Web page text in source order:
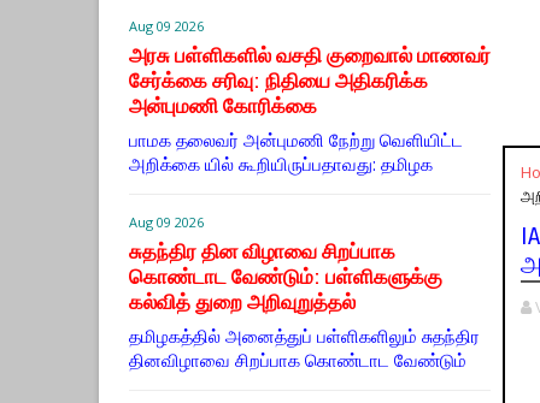
Aug 09 2026
அரசு பள்ளிகளில் வசதி குறைவால் மாணவர்
சேர்க்கை சரிவு: நிதியை அதிகரிக்க
அன்புமணி கோரிக்கை
பாமக தலைவர் அன்புமணி நேற்று வெளியிட்ட
அறிக்கை யில் கூறியிருப்பதாவது: தமிழக
Aug 09 2026
சுதந்திர தின விழாவை சிறப்பாக
கொண்டாட வேண்டும்: பள்ளிகளுக்கு
கல்வித் துறை அறிவுறுத்தல்
தமிழகத்தில் அனைத்துப் பள்ளிகளிலும் சுதந்திர
தினவிழாவை சிறப்பாக கொண்டாட வேண்டும்